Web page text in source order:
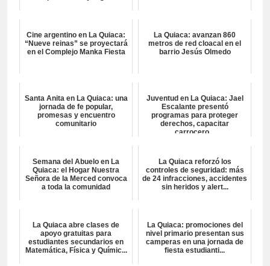
Cine argentino en La Quiaca:
“Nueve reinas” se proyectará
en el Complejo Manka Fiesta
La Quiaca: avanzan 860
metros de red cloacal en el
barrio Jesús Olmedo
Santa Anita en La Quiaca: una
jornada de fe popular,
promesas y encuentro
comunitario
Juventud en La Quiaca: Jael
Escalante presentó
programas para proteger
derechos, capacitar
carrocero...
Semana del Abuelo en La
Quiaca: el Hogar Nuestra
Señora de la Merced convoca
a toda la comunidad
La Quiaca reforzó los
controles de seguridad: más
de 24 infracciones, accidentes
sin heridos y alert...
La Quiaca abre clases de
apoyo gratuitas para
estudiantes secundarios en
Matemática, Física y Químic...
La Quiaca: promociones del
nivel primario presentan sus
camperas en una jornada de
fiesta estudianti...